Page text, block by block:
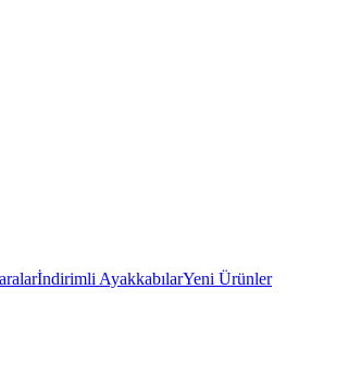
İndirimli AyakkabılarYeni Ürünler